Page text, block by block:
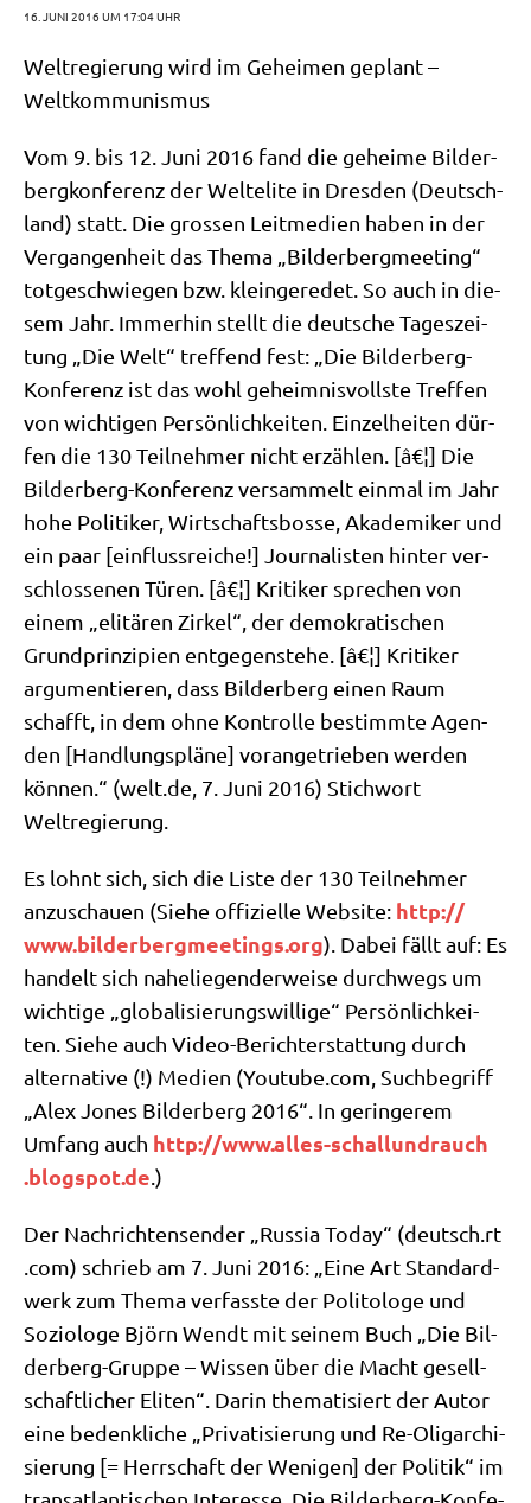
16. JUNI 2016 UM 17:04 UHR
Welt­re­gie­rung wird im Gehei­men geplant –
Weltkommunismus
Vom 9. bis 12. Juni 2016 fand die gehei­me Bil­der­
berg­kon­fe­renz der Welt­eli­te in Dres­den (Deutsch­
land) statt. Die gro­ssen Leit­me­di­en haben in der
Ver­gan­gen­heit das The­ma „Bil­der­berg­mee­ting“
tot­ge­schwie­gen bzw. klein­ge­re­det. So auch in die­
sem Jahr. Immer­hin stellt die deut­sche Tages­zei­
tung „Die Welt“ tref­fend fest: „Die Bil­der­berg-
Kon­fe­renz ist das wohl geheim­nis­voll­ste Tref­fen
von wich­ti­gen Per­sön­lich­kei­ten. Ein­zel­hei­ten dür­
fen die 130 Teil­neh­mer nicht erzäh­len. [â€¦] Die
Bil­der­berg-Kon­fe­renz ver­sam­melt ein­mal im Jahr
hohe Poli­ti­ker, Wirt­schafts­bos­se, Aka­de­mi­ker und
ein paar [ein­fluss­rei­che!] Jour­na­li­sten hin­ter ver­
schlos­se­nen Türen. [â€¦] Kri­ti­ker spre­chen von
einem „eli­tä­ren Zir­kel“, der demo­kra­ti­schen
Grund­prin­zi­pi­en ent­ge­gen­ste­he. [â€¦] Kri­ti­ker
argu­men­tie­ren, dass Bil­der­berg einen Raum
schafft, in dem ohne Kon­trol­le bestimm­te Agen­
den [Hand­lungs­plä­ne] vor­an­ge­trie­ben wer­den
kön­nen.“ (welt​.de, 7. Juni 2016) Stich­wort
Weltregierung.
Es lohnt sich, sich die Liste der 130 Teil­neh­mer
anzu­schau­en (Sie­he offi­zi­el­le Web­site: http://​
www​.bil​der​berg​mee​tings​.org). Dabei fällt auf: Es
han­delt sich nahe­lie­gen­der­wei­se durch­wegs um
wich­ti­ge „glo­ba­li­sie­rungs­wil­li­ge“ Per­sön­lich­kei­
ten. Sie­he auch Video-Bericht­erstat­tung durch
alter­na­ti­ve (!) Medi­en (You​tube​.com, Such­be­griff
„Alex Jones Bil­der­berg 2016“. In gerin­ge­rem
Umfang auch http://​www​.alles​-schal​lund​rauch​
.blog​spot​.de.)
Der Nach­rich­ten­sen­der „Rus­sia Today“ (deutsch​.rt​
.com) schrieb am 7. Juni 2016: „Eine Art Stan­dard­
werk zum The­ma ver­fass­te der Poli­to­lo­ge und
Sozio­lo­ge Björn Wendt mit sei­nem Buch „Die Bil­
der­berg-Grup­pe – Wis­sen über die Macht gesell­
schaft­li­cher Eli­ten“. Dar­in the­ma­ti­siert der Autor
eine bedenk­li­che „Pri­va­ti­sie­rung und Re-Olig­ar­chi­
sie­rung [= Herr­schaft der Weni­gen] der Poli­tik“ im